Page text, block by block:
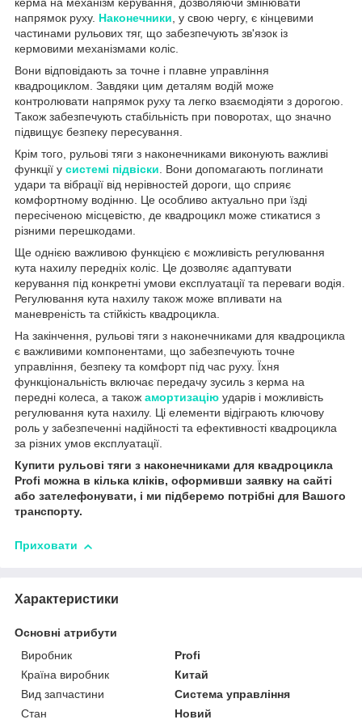
керма на механізм керування, дозволяючи змінювати
напрямок руху. Наконечники, у свою чергу, є кінцевими
частинами рульових тяг, що забезпечують зв'язок із
кермовими механізмами коліс.
Вони відповідають за точне і плавне управління
квадроциклом. Завдяки цим деталям водій може
контролювати напрямок руху та легко взаємодіяти з дорогою.
Також забезпечують стабільність при поворотах, що значно
підвищує безпеку пересування.
Крім того, рульові тяги з наконечниками виконують важливі
функції у системі підвіски. Вони допомагають поглинати
удари та вібрації від нерівностей дороги, що сприяє
комфортному водінню. Це особливо актуально при їзді
пересіченою місцевістю, де квадроцикл може стикатися з
різними перешкодами.
Ще однією важливою функцією є можливість регулювання
кута нахилу передніх коліс. Це дозволяє адаптувати
керування під конкретні умови експлуатації та переваги водія.
Регулювання кута нахилу також може впливати на
маневреність та стійкість квадроцикла.
На закінчення, рульові тяги з наконечниками для квадроцикла
є важливими компонентами, що забезпечують точне
управління, безпеку та комфорт під час руху. Їхня
функціональність включає передачу зусиль з керма на
передні колеса, а також амортизацію ударів і можливість
регулювання кута нахилу. Ці елементи відіграють ключову
роль у забезпеченні надійності та ефективності квадроцикла
за різних умов експлуатації.
Купити рульові тяги з наконечниками для квадроцикла
Profi можна в кілька кліків, оформивши заявку на сайті
або зателефонувати, і ми підберемо потрібні для Вашого
транспорту.
Приховати
Характеристики
Основні атрибути
Виробник
Profi
Країна виробник
Китай
Вид запчастини
Система управління
Стан
Новий